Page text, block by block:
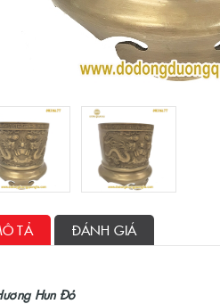
TẢ ĐÁNH GIÁ
Hun Đỏ